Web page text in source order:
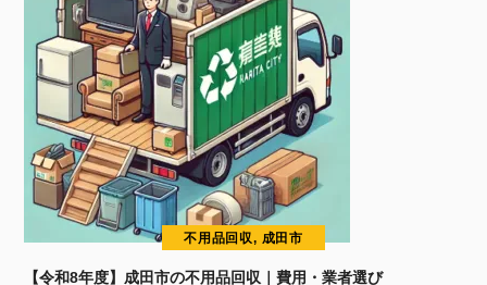
不用品回収, 成田市
【令和8年度】成田市の不用品回収｜費用・業者選び